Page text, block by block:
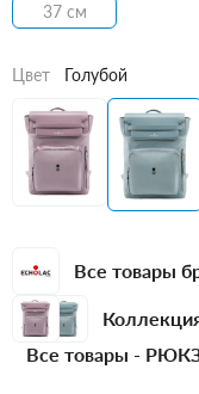
37 см
Цвет Голубой
Все товары
Все товары -